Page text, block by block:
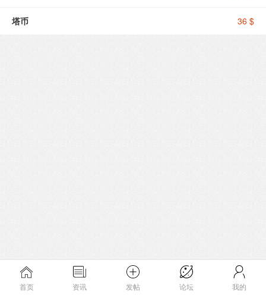
36 $
塔币
首页 资讯 发帖 论坛 我的